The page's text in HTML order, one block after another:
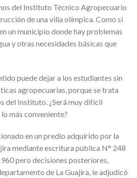
del Instituto Técnico Agropecuario
de una villa olímpica. Como si
un municipio donde hay problemas
y otras necesidades básicas que
puede dejar a los estudiantes sin
agropecuarias, porque se trata
del Instituto. ¿Será muy difícil
más conveniente?
en un predio adquirido por la
mediante escritura pública N° 248
pero decisiones posteriores,
de La Guajira, le adjudicó